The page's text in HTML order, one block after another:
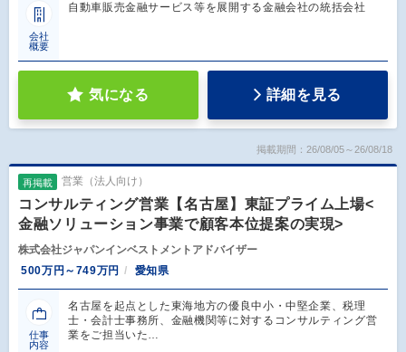
会社
概要
自動車販売金融サービス等を展開する金融会社の統括会社
気になる 詳細を見る
掲載期間：26/08/05～26/08/18
再掲載 営業（法人向け）
コンサルティング営業【名古屋】東証プライム上場<
金融ソリューション事業で顧客本位提案の実現>
株式会社ジャパンインベストメントアドバイザー
500万円～749万円
愛知県
仕事
内容
名古屋を起点とした東海地方の優良中小・中堅企業、税理
士・会計士事務所、金融機関等に対するコンサルティング営
業をご担当いた…